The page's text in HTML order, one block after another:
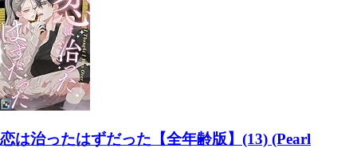
恋は治ったはずだった【全年齢版】(13) (Pearl